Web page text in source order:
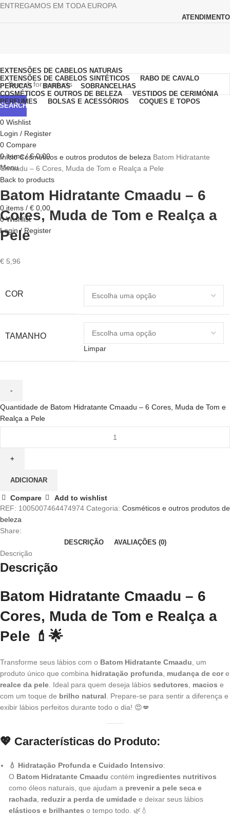
ENTREGAMOS EM TODA EUROPA
ATENDIMENTO
SEARCH
0 Wishlist
Login / Register
0 Compare
0items / €0,00
Menu
0 items / € 0,00
0Wishlist
Login / Register
EXTENSÕES DE CABELOS NATURAIS
EXTENSÕES DE CABELOS SINTÉTICOS
RABO DE CAVALO
PERUCAS
BARBAS
SOBRANCELHAS
COSMÉTICOS E OUTROS DE BELEZA
VESTIDOS DE CERIMÓNIA
PERFUMES
BOLSAS E ACESSÓRIOS COQUES E TOPOS
Click to enlarge
InícioCosméticos e outros produtos de beleza Batom Hidratante
Cmaadu – 6 Cores, Muda de Tom e Realça a Pele
Back to products
Batom Hidratante Cmaadu – 6
Cores, Muda de Tom e Realça a
Pele
€ 5,96
COR
TAMANHO
Limpar
Quantidade de Batom Hidratante Cmaadu – 6 Cores, Muda de Tom e
Realça a Pele
ADICIONAR
Compare
Add to wishlist
REF: 1005007464474974 Categoria: Cosméticos e outros produtos de
beleza
Share:
DESCRIÇÃO AVALIAÇÕES (0)
Descrição
Descrição
Batom Hidratante Cmaadu – 6
Cores, Muda de Tom e Realça a
Pele 💄🌟
Transforme seus lábios com o Batom Hidratante Cmaadu, um
produto único que combina hidratação profunda, mudança de core
realce da pele. Ideal para quem deseja lábios sedutores, macios e
com um toque de brilho natural. Prepare-se para sentir a diferença e
exibir lábios perfeitos durante todo o dia! 😍💋
💖 Características do Produto:
💧 Hidratação Profunda e Cuidado Intensivo:
O Batom Hidratante Cmaadu contém ingredientes nutritivos
como óleos naturais, que ajudam a prevenir a pele seca e
rachada, reduzir a perda de umidade e deixar seus lábios
elásticos e brilhantes o tempo todo. 🌿💧